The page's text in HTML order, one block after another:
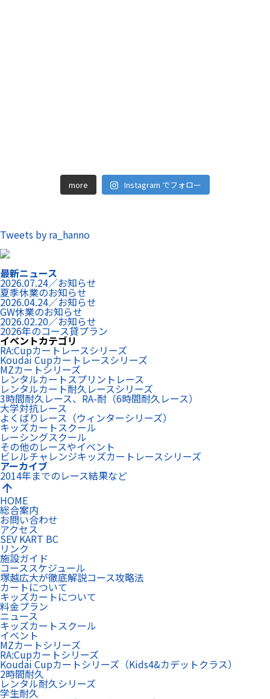
more Instagram でフォロー
Tweets by ra_hanno
最新ニュース
2026.07.24／お知らせ
夏季休業のお知らせ
2026.04.24／お知らせ
GW休業のお知らせ
2026.02.20／お知らせ
2026年のコース貸プラン
イベントカテゴリ
RA:Cupカートレースシリーズ
Koudai Cupカートレースシリーズ
MZカートシリーズ
レンタルカートスプリントレース
レンタルカート耐久レースシリーズ
3時間耐久レース、RA-耐（6時間耐久レース）
大学対抗レース
よくばりレース（ウィンターシリーズ）
キッズカートスクール
レーシングスクール
その他のレースやイベント
ビレルチャレンジキッズカートレースシリーズ
アーカイブ
2014年までのレース結果など
arrow_upward
HOME
総合案内
お問い合わせ
アクセス
SEV KART BC
リンク
施設ガイド
コーススケジュール
塚越広大が徹底解説コース攻略法
カートについて
キッズカートについて
料金プラン
ニュース
キッズカートスクール
イベント
MZカートシリーズ
RA:Cupカートシリーズ
Koudai Cupカートシリーズ（Kids4&カデットクラス）
2時間耐久
レンタル耐久シリーズ
学生耐久